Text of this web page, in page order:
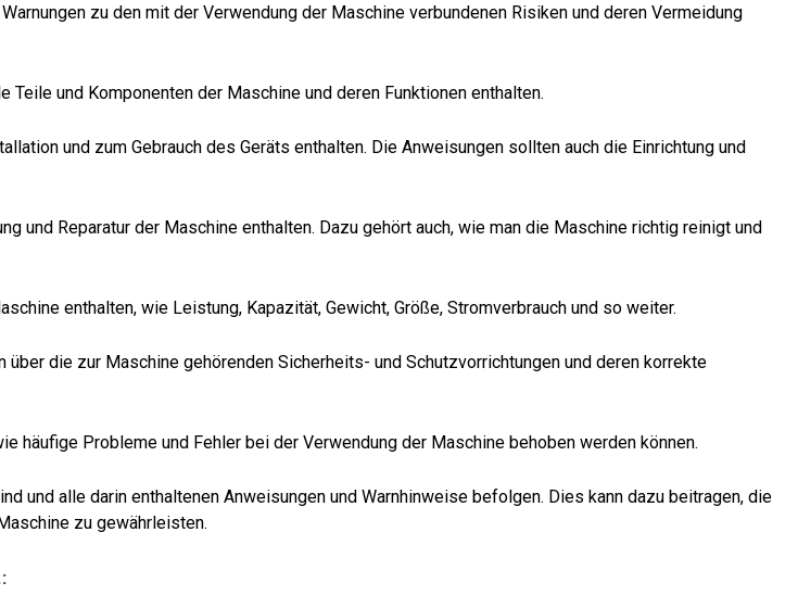
zu den mit der Verwendung der Maschine verbundenen Risiken und deren Vermeidung
und Komponenten der Maschine und deren Funktionen enthalten.
und zum Gebrauch des Geräts enthalten. Die Anweisungen sollten auch die Einrichtung und
und Reparatur der Maschine enthalten. Dazu gehört auch, wie man die Maschine richtig reinigt und
enthalten, wie Leistung, Kapazität, Gewicht, Größe, Stromverbrauch und so weiter.
die zur Maschine gehörenden Sicherheits- und Schutzvorrichtungen und deren korrekte
häufige Probleme und Fehler bei der Verwendung der Maschine behoben werden können.
und alle darin enthaltenen Anweisungen und Warnhinweise befolgen. Dies kann dazu beitragen, die
zu gewährleisten.